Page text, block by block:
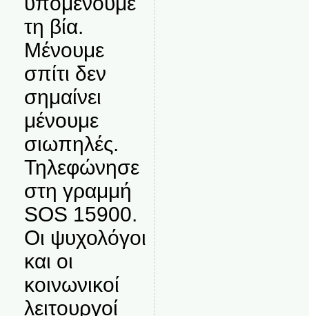
τη βία.
Μένουμε
σπίτι δεν
σημαίνει
μένουμε
σιωπηλές.
Τηλεφώνησε
στη γραμμή
SOS 15900.
Οι ψυχολόγοι
και οι
κοινωνικοί
λειτουργοί